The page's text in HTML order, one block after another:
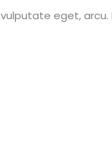
eget, arcu.